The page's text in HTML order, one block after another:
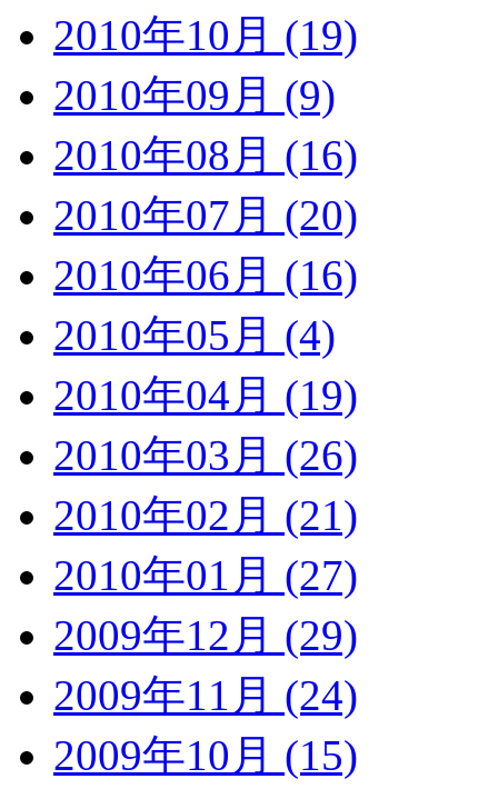
2010年10月 (19)
2010年09月 (9)
2010年08月 (16)
2010年07月 (20)
2010年06月 (16)
2010年05月 (4)
2010年04月 (19)
2010年03月 (26)
2010年02月 (21)
2010年01月 (27)
2009年12月 (29)
2009年11月 (24)
2009年10月 (15)